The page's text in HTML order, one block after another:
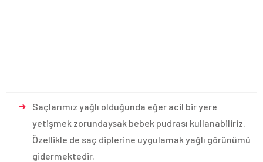
Saçlarımız yağlı olduğunda eğer acil bir yere
yetişmek zorundaysak bebek pudrası kullanabiliriz.
Özellikle de saç diplerine uygulamak yağlı görünümü
gidermektedir.